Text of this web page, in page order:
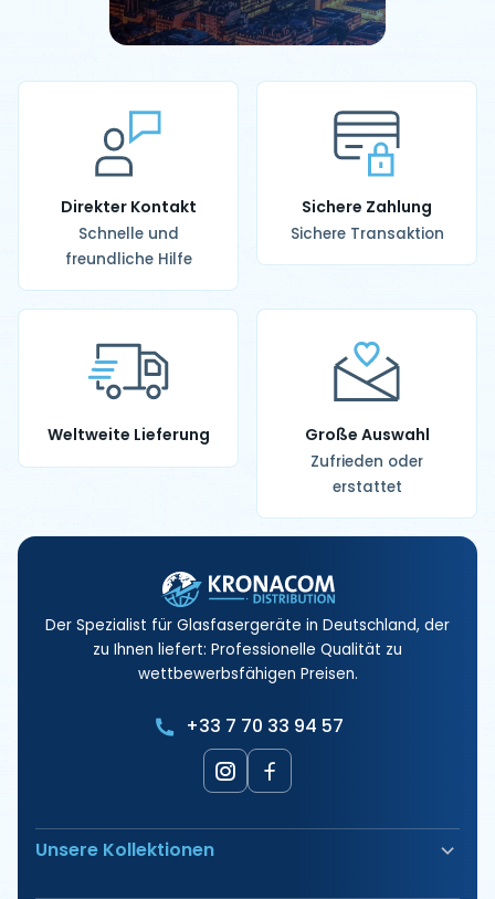
Direkter Kontakt
Schnelle und
freundliche Hilfe
Sichere Zahlung
Sichere Transaktion
Weltweite Lieferung Große Auswahl
Zufrieden oder
erstattet
Der Spezialist für Glasfasergeräte in Deutschland, der
zu Ihnen liefert: Professionelle Qualität zu
wettbewerbsfähigen Preisen.
+33 7 70 33 94 57
Unsere Kollektionen